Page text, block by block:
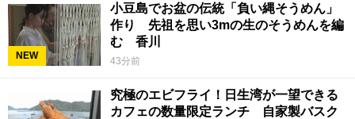
NEW
小豆島でお盆の伝統「負い縄そうめん」
作り 先祖を思い3mの生のそうめんを編
む 香川
43分前
究極のエビフライ！日生湾が一望できる
カフェの数量限定ランチ 自家製バスク